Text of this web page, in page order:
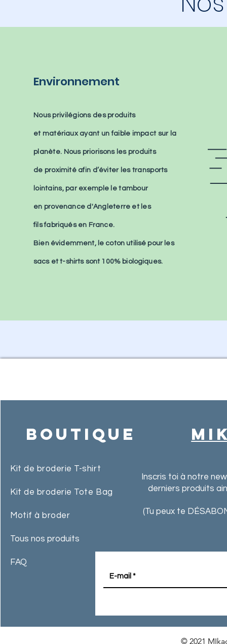
Environnement
Nous privilégions des produits
et matériaux ayant un faible impact sur la
planète. Nous priorisons les produits
de proximité afin d’éviterles transports
lointains, par exemple le tambour
en provenance d'Angleterre et les
filsfabriqués en France.
Bien évidemment, le coton utilisé pour les
sacs et t-shirts sont 100% biologiques.
Boutique
Kit de broderie T-shirt
Kit de broderie Tote Bag
Motif à broder
Tous nos produits
FAQ
Inscris toi à notre
derniers produits
(Tu peux te
© 2021